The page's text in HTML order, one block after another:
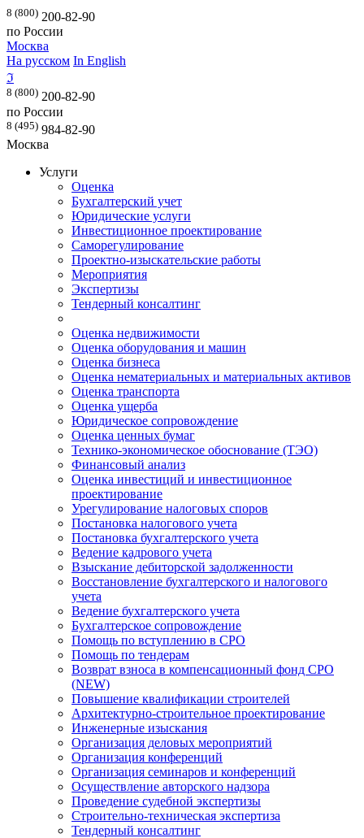
8 (800) 200-82-90
по России
Москва
На русском In English
ℑ
8 (800) 200-82-90
по России
8 (495) 984-82-90
Москва
Услуги
Оценка
Бухгалтерский учет
Юридические услуги
Инвестиционное проектирование
Саморегулирование
Проектно-изыскательские работы
Мероприятия
Экспертизы
Тендерный консалтинг
Оценка недвижимости
Оценка оборудования и машин
Оценка бизнеса
Оценка нематериальных и материальных активов
Оценка транспорта
Оценка ущерба
Юридическое сопровождение
Оценка ценных бумаг
Технико-экономическое обоснование (ТЭО)
Финансовый анализ
Оценка инвестиций и инвестиционное
проектирование
Урегулирование налоговых споров
Постановка налогового учета
Постановка бухгалтерского учета
Ведение кадрового учета
Взыскание дебиторской задолженности
Восстановление бухгалтерского и налогового
учета
Ведение бухгалтерского учета
Бухгалтерское сопровождение
Помощь по вступлению в СРО
Помощь по тендерам
Возврат взноса в компенсационный фонд СРО
(NEW)
Повышение квалификации строителей
Архитектурно-строительное проектирование
Инженерные изыскания
Организация деловых мероприятий
Организация конференций
Организация семинаров и конференций
Осуществление авторского надзора
Проведение судебной экспертизы
Строительно-техническая экспертиза
Тендерный консалтинг